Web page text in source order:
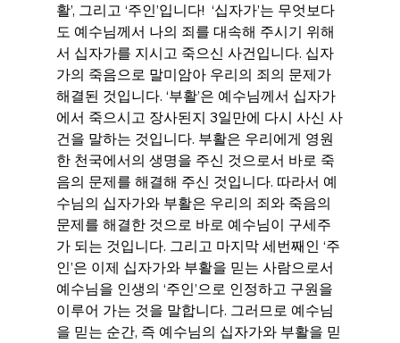
활’, 그리고 ‘주인’입니다!  ‘십자가’는 무엇보다
도 예수님께서 나의 죄를 대속해 주시기 위해
서 십자가를 지시고 죽으신 사건입니다. 십자
가의 죽음으로 말미암아 우리의 죄의 문제가
해결된 것입니다. ‘부활’은 예수님께서 십자가
에서 죽으시고 장사된지 3일만에 다시 사신 사
건을 말하는 것입니다. 부활은 우리에게 영원
한 천국에서의 생명을 주신 것으로서 바로 죽
음의 문제를 해결해 주신 것입니다. 따라서 예
수님의 십자가와 부활은 우리의 죄와 죽음의
문제를 해결한 것으로 바로 예수님이 구세주
가 되는 것입니다. 그리고 마지막 세번째인 ‘주
인’은 이제 십자가와 부활을 믿는 사람으로서
예수님을 인생의 ‘주인’으로 인정하고 구원을
이루어 가는 것을 말합니다. 그러므로 예수님
을 믿는 순간, 즉 예수님의 십자가와 부활을 믿